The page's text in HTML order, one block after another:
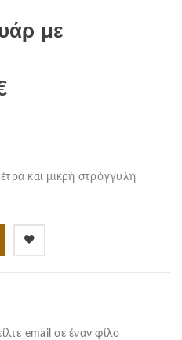
με
και μικρή στρόγγυλη
email σε έναν φίλο